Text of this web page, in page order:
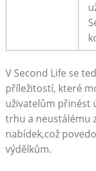
V Second Life se
příležitostí, které
uživatelům přinést
trhu a neustálému
nabídek,což
výdělkům.